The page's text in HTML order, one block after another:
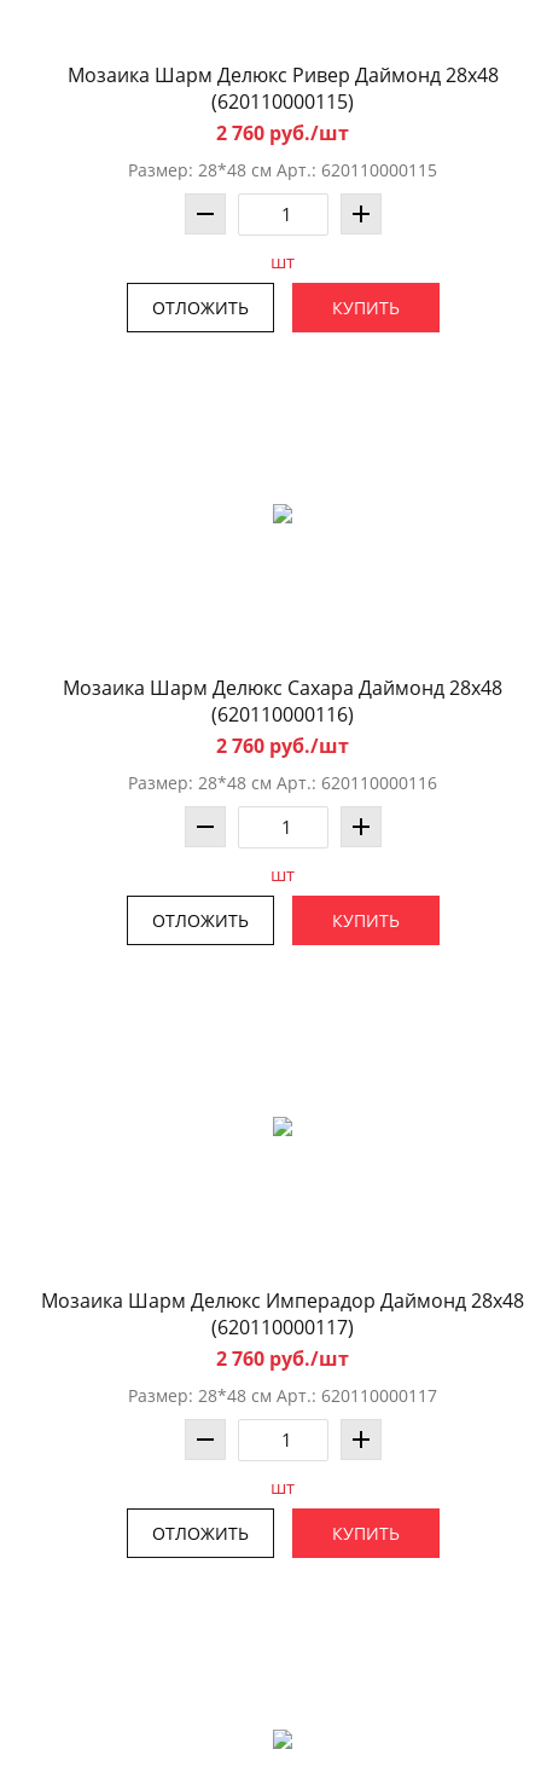
Мозаика Шарм Делюкс Ривер Даймонд 28x48
(620110000115)
2 760 руб./шт
Размер: 28*48 см Арт.: 620110000115
шт
ОТЛОЖИТЬ КУПИТЬ
Мозаика Шарм Делюкс Саxара Даймонд 28x48
(620110000116)
2 760 руб./шт
Размер: 28*48 см Арт.: 620110000116
шт
ОТЛОЖИТЬ КУПИТЬ
Мозаика Шарм Делюкс Имперадор Даймонд 28x48
(620110000117)
2 760 руб./шт
Размер: 28*48 см Арт.: 620110000117
шт
ОТЛОЖИТЬ КУПИТЬ